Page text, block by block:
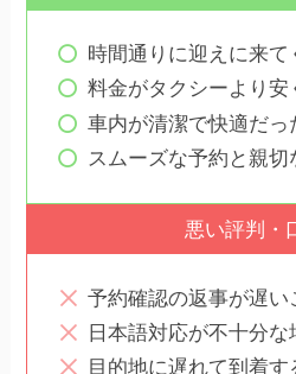
時間通りに迎えに来て
料金がタクシーより安
車内が清潔で快適だっ
スムーズな予約と親切
悪い評判・
予約確認の返事が遅い
日本語対応が不十分な
目的地に遅れて到着す